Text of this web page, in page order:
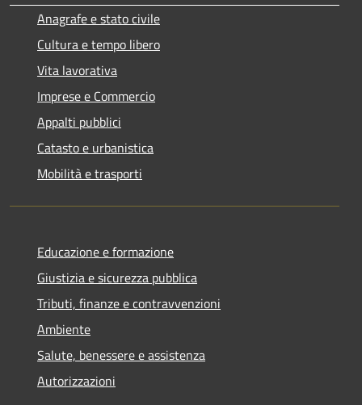
Anagrafe e stato civile
Cultura e tempo libero
Vita lavorativa
Imprese e Commercio
Appalti pubblici
Catasto e urbanistica
Mobilità e trasporti
Educazione e formazione
Giustizia e sicurezza pubblica
Tributi, finanze e contravvenzioni
Ambiente
Salute, benessere e assistenza
Autorizzazioni